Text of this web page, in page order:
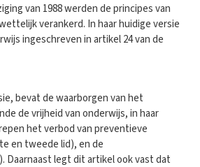
van 1988 werden de principes van
verankerd. In haar huidige versie
ingeschreven in artikel 24 van de
bevat de waarborgen van het
de vrijheid van onderwijs, in haar
het verbod van preventieve
en tweede lid), en de
Daarnaast legt dit artikel ook vast dat